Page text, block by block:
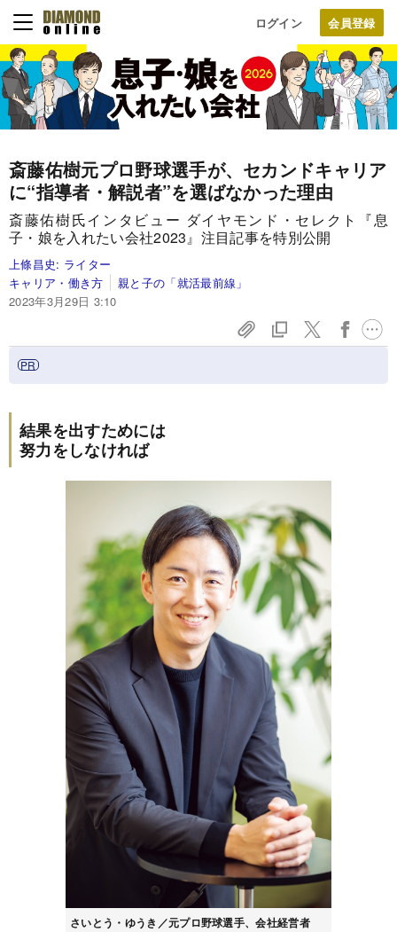
ログイン
斎藤佑樹元プロ野球選手が、セカンドキャリア
に“指導者・解説者”を選ばなかった理由
斎藤佑樹氏インタビュー ダイヤモンド・セレクト『息
子・娘を入れたい会社2023』注目記事を特別公開
上條昌史: ライター
キャリア・働き方
親と子の「就活最前線」
2023年3月29日 3:10
結果を出すためには
努力をしなければ
さいとう・ゆうき／元プロ野球選手、会社経営者